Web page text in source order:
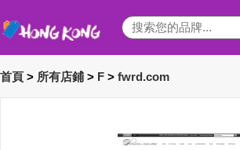
首頁 > 所有店鋪 > F > fwrd.com